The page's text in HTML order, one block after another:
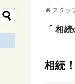
スタッ
相続
相続